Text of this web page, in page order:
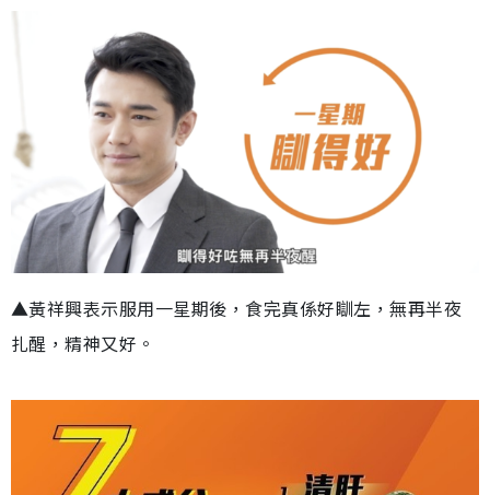
▲黃祥興表示服用一星期後，食完真係好瞓左，無再半夜
扎醒，精神又好。